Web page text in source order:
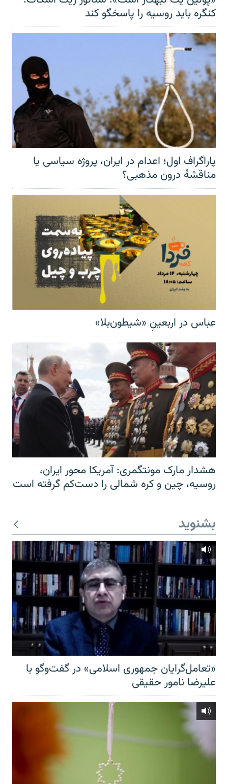
کنگره باید روسیه را پاسخگو کند
پاراگراف اول؛ اعدام در ایران، پروژه سیاسی یا
مناقشهٔ درون مذهبی؟
عباس در اربعینِ «شیطون‌بلا»
هشدار مارک مونتگمری: آمریکا محور ایران،
روسیه، چین و کره شمالی را دست‌کم گرفته است
بشنوید
«تعامل‌گرایان جمهوری اسلامی» در گفت‌وگو با
علیرضا نامور حقیقی